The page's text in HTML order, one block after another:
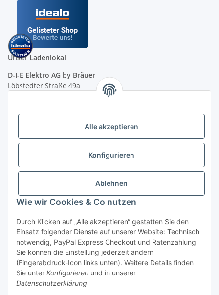
Alle akzeptieren
Konfigurieren
Ablehnen
Wie wir Cookies & Co nutzen
Durch Klicken auf „Alle akzeptieren“ gestatten Sie den
Einsatz folgender Dienste auf unserer Website: Technisch
notwendig, PayPal Express Checkout und Ratenzahlung.
Sie können die Einstellung jederzeit ändern
(Fingerabdruck-Icon links unten). Weitere Details finden
Sie unter Konfigurieren und in unserer
Datenschutzerklärung.
Unser Ladenlokal
D-I-E Elektro AG by Bräuer
Löbstedter Straße 49a
( siehe Google-Maps )
Öffnungszeiten:
10.00 - 18.00 Uhr
Ladenpreis versus Internetpreis
Vertrag widerrufen
05.00 - 21.30 Uhr | Freitag: 05.00 - 18.00 Uhr | Samstag: 09.00
- 12.00 Uhr (0,49€ je angef. Minute) oder per E-Mail über
unserKontaktformular
* Alle Preise inkl. gesetzlicher USt., zzgl.Versand | - ACHTUNG: Bei
Einbaugeräten gilt: Die im Produktbild abgebildete Möbelfront ist nicht im
Lieferumfang enthalten.